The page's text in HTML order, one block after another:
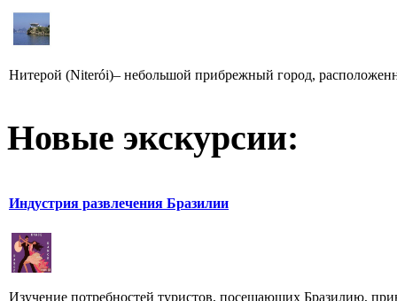
Нитерой (Niterói)– небольшой прибрежный город,
Новые экскурсии:
Индустрия развлечения Бразилии
Изучение потребностей туристов, посещающих Бразилию,